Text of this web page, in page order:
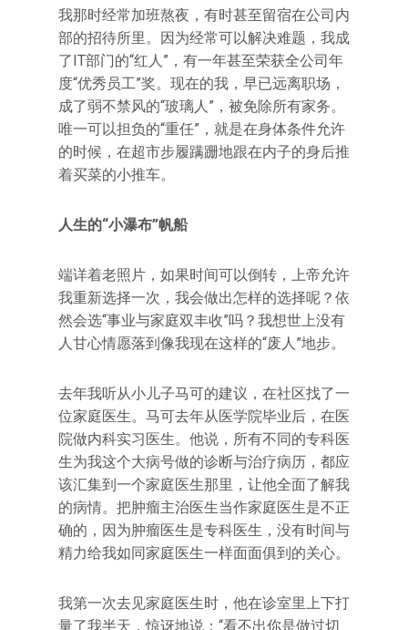
我那时经常加班熬夜，有时甚至留宿在公司内
部的招待所里。因为经常可以解决难题，我成
了IT部门的“红人”，有一年甚至荣获全公司年
度“优秀员工”奖。现在的我，早已远离职场，
成了弱不禁风的“玻璃人”，被免除所有家务。
唯一可以担负的“重任”，就是在身体条件允许
的时候，在超市步履蹒跚地跟在内子的身后推
着买菜的小推车。
人生的“小瀑布”帆船
端详着老照片，如果时间可以倒转，上帝允许
我重新选择一次，我会做出怎样的选择呢？依
然会选“事业与家庭双丰收”吗？我想世上没有
人甘心情愿落到像我现在这样的“废人”地步。
去年我听从小儿子马可的建议，在社区找了一
位家庭医生。马可去年从医学院毕业后，在医
院做内科实习医生。他说，所有不同的专科医
生为我这个大病号做的诊断与治疗病历，都应
该汇集到一个家庭医生那里，让他全面了解我
的病情。把肿瘤主治医生当作家庭医生是不正
确的，因为肿瘤医生是专科医生，没有时间与
精力给我如同家庭医生一样面面俱到的关心。
我第一次去见家庭医生时，他在诊室里上下打
量了我半天，惊讶地说：“看不出你是做过切